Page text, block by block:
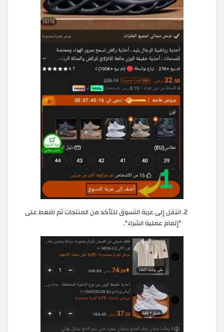
انتقل إلى عربة التسوق للتأكد من المنتجات ثم اضغط على
"إتمام عملية الشراء".